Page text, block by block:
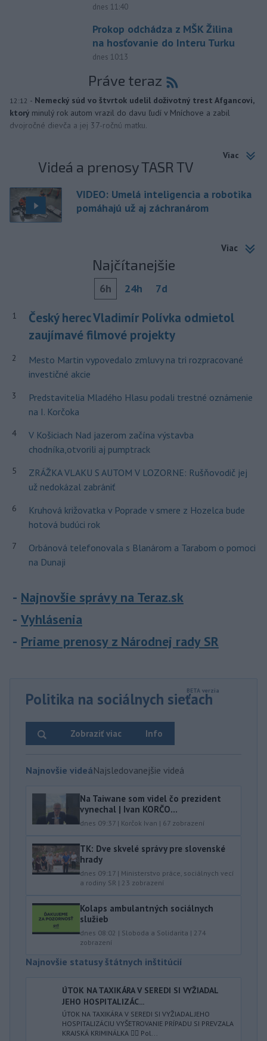
dnes 11:40
Prokop odchádza z MŠK Žilina
na hosťovanie do Interu Turku
dnes 10:13
Práve teraz
12:12 - Nemecký súd vo štvrtok udelil doživotný trest Afgancovi,
ktorý minulý rok autom vrazil do davu ľudí v Mníchove a zabil
dvojročné dievča a jej 37-ročnú matku.
Viac
Videá a prenosy TASR TV
VIDEO: Umelá inteligencia a robotika
pomáhajú už aj záchranárom
Viac
Najčítanejšie
6h 24h 7d
1
Český herec Vladimír Polívka odmietol
zaujímavé filmové projekty
2
Mesto Martin vypovedalo zmluvy na tri rozpracované
investičné akcie
3
Predstavitelia Mladého Hlasu podali trestné oznámenie
na I. Korčoka
4
V Košiciach Nad jazerom začína výstavba
chodníka,otvorili aj pumptrack
5
ZRÁŽKA VLAKU S AUTOM V LOZORNE: Rušňovodič jej
už nedokázal zabrániť
6
Kruhová križovatka v Poprade v smere z Hozelca bude
hotová budúci rok
7
Orbánová telefonovala s Blanárom a Tarabom o pomoci
na Dunaji
Najnovšie správy na Teraz.sk
Vyhlásenia
Priame prenosy z Národnej rady SR
Politika na sociálnych sieťach
Info
Zobraziť viac
Najnovšie videáNajsledovanejšie videá
Na Taiwane som videl čo prezident
vynechal | Ivan KORČO...
dnes 09:37 | Korčok Ivan | 67 zobrazení
TK: Dve skvelé správy pre slovenské
hrady
dnes 09:17 | Ministerstvo práce, sociálnych vecí
a rodiny SR | 23 zobrazení
Kolaps ambulantných sociálnych
služieb
dnes 08:02 | Sloboda a Solidarita | 274
zobrazení
Najnovšie statusy štátnych inštitúcií
ÚTOK NA TAXIKÁRA V SEREDI SI VYŽIADAL
JEHO HOSPITALIZÁC...
ÚTOK NA TAXIKÁRA V SEREDI SI VYŽIADAL JEHO
HOSPITALIZÁCIU VYŠETROVANIE PRÍPADU SI PREVZALA
KRAJSKÁ KRIMINÁLKA 👮‍♂️ Pol...